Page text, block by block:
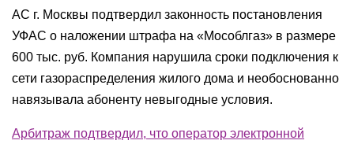
АС г. Москвы подтвердил законность постановления
УФАС о наложении штрафа на «Мособлгаз» в размере
600 тыс. руб. Компания нарушила сроки подключения к
сети газораспределения жилого дома и необоснованно
навязывала абоненту невыгодные условия.
Арбитраж подтвердил, что оператор электронной